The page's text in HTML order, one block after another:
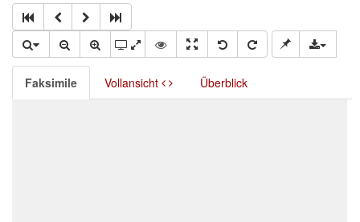
Faksimile Vollansicht Überblick